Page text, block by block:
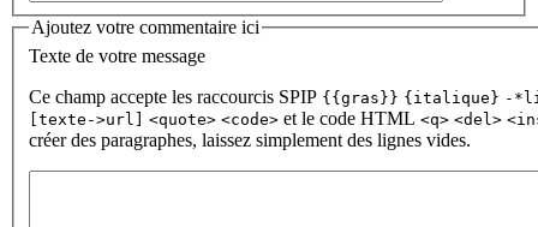
Ajoutez votre commentaire ici
Texte de votre message
Ce champ accepte les raccourcis SPIP {{gras}} {italique} -
[texte->url]
<quote> <code> et le code HTML <q> <del>
créer des paragraphes, laissez simplement des lignes vides.